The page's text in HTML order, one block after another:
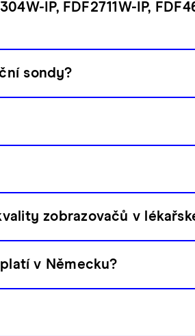
IP, FDF2711W-IP,
sondy?
zobrazovačů v
v Německu?